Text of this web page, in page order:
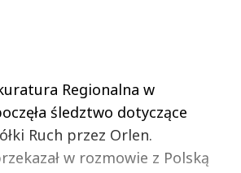
Regionalna w
śledztwo dotyczące
Ruch przez Orlen.
w rozmowie z Polską